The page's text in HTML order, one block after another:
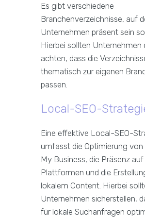
Es gibt verschiedene
Branchenverzeichnisse, auf
Unternehmen präsent sein
Hierbei sollten Unternehmen
achten, dass die
thematisch zur eigenen
passen.
Local-SEO-
Eine effektive Local-SEO-
umfasst die Optimierung von
My Business, die Präsenz
Plattformen und die
lokalem Content. Hierbei
Unternehmen sicherstellen,
für lokale Suchanfragen